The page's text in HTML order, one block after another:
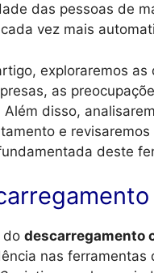
das pessoas de
vez mais
exploraremos
as
Além disso,
e
deste
do descarregamento
nas